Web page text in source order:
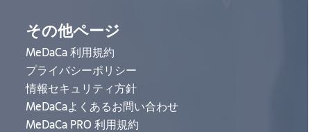
その他ページ
MeDaCa 利用規約
プライバシーポリシー
情報セキュリティ方針
MeDaCaよくあるお問い合わせ
MeDaCa PRO 利用規約